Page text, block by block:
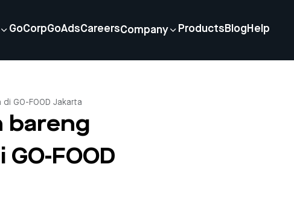
GoCorpGoAdsCareersCompany Products Blog Help
GO-FOOD Jakarta
bareng
FOOD